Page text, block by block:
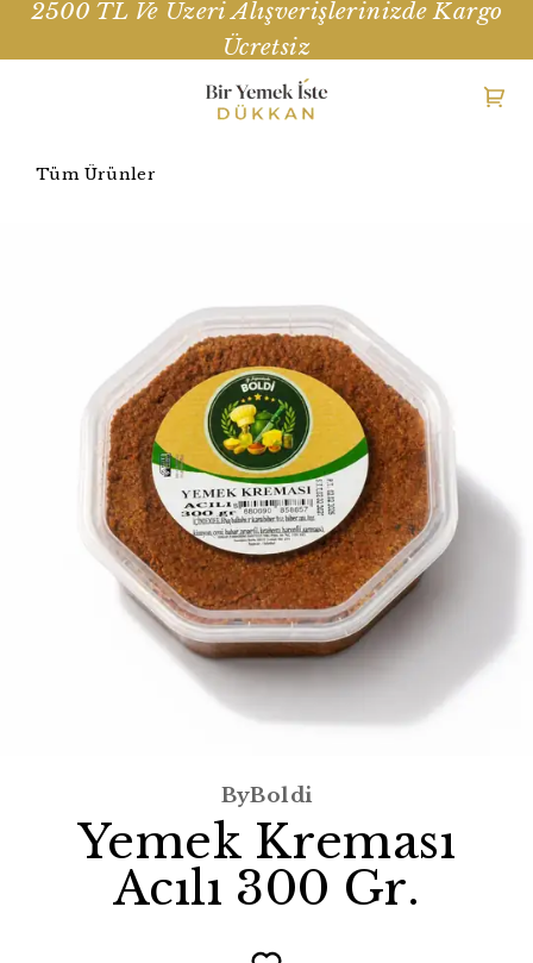
2500 TL Ve Üzeri Alışverişlerinizde Kargo
Ücretsiz
Tüm Ürünler
ByBoldi
Yemek Kreması
Acılı 300 Gr.